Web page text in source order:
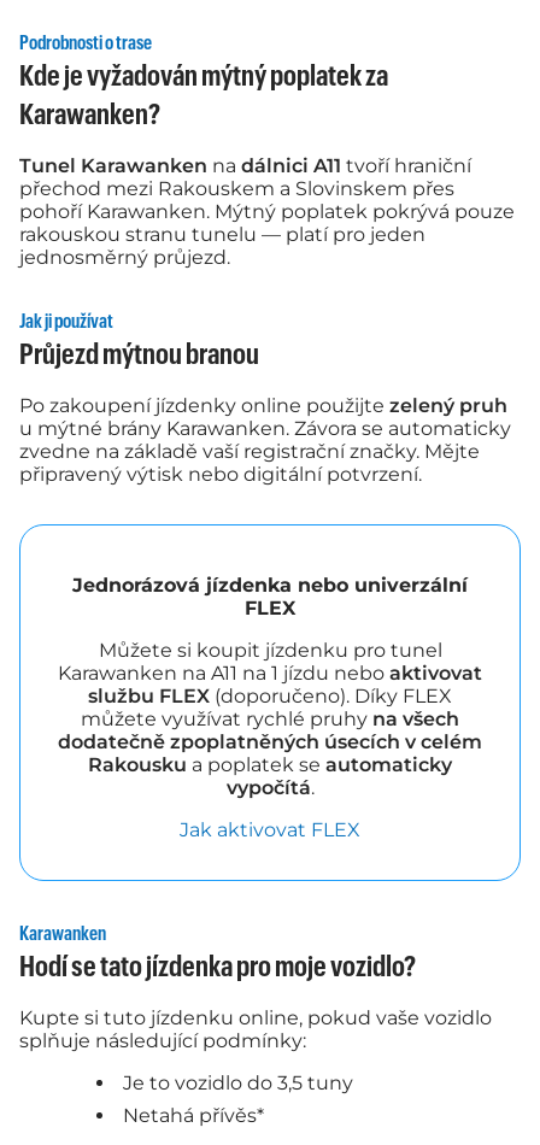
Podrobnosti o trase
Kde je vyžadován mýtný poplatek za
Karawanken?
Tunel Karawanken na dálnici A11 tvoří hraniční
přechod mezi Rakouskem a Slovinskem přes
pohoří Karawanken. Mýtný poplatek pokrývá pouze
rakouskou stranu tunelu — platí pro jeden
jednosměrný průjezd.
Jak ji používat
Průjezd mýtnou branou
Po zakoupení jízdenky online použijte zelený pruh
u mýtné brány Karawanken. Závora se automaticky
zvedne na základě vaší registrační značky. Mějte
připravený výtisk nebo digitální potvrzení.
Jednorázová jízdenka nebo univerzální
FLEX
Můžete si koupit jízdenku pro tunel
Karawanken na A11 na 1 jízdu nebo aktivovat
službu FLEX (doporučeno). Díky FLEX
můžete využívat rychlé pruhy na všech
dodatečně zpoplatněných úsecích v celém
Rakousku a poplatek se automaticky
vypočítá.
Jak aktivovat FLEX
Karawanken
Hodí se tato jízdenka pro moje vozidlo?
Kupte si tuto jízdenku online, pokud vaše vozidlo
splňuje následující podmínky:
Je to vozidlo do 3,5 tuny
Netahá přívěs*